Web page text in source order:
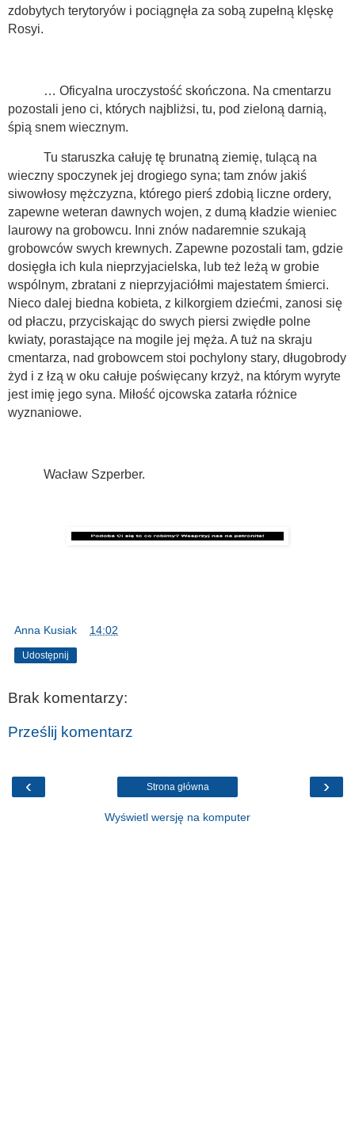
zdobytych terytoryów i pociągnęła za sobą zupełną klęskę
Rosyi.
… Oficyalna uroczystość skończona. Na cmentarzu
pozostali jeno ci, których najbliżsi, tu, pod zieloną darnią,
śpią snem wiecznym.
Tu staruszka całuję tę brunatną ziemię, tulącą na
wieczny spoczynek jej drogiego syna; tam znów jakiś
siwowłosy mężczyzna, którego pierś zdobią liczne ordery,
zapewne weteran dawnych wojen, z dumą kładzie wieniec
laurowy na grobowcu. Inni znów nadaremnie szukają
grobowców swych krewnych. Zapewne pozostali tam, gdzie
dosięgła ich kula nieprzyjacielska, lub też leżą w grobie
wspólnym, zbratani z nieprzyjaciółmi majestatem śmierci.
Nieco dalej biedna kobieta, z kilkorgiem dziećmi, zanosi się
od płaczu, przyciskając do swych piersi zwiędłe polne
kwiaty, porastające na mogile jej męża. A tuż na skraju
cmentarza, nad grobowcem stoi pochylony stary, długobrody
żyd i z łzą w oku całuje poświęcany krzyż, na którym wyryte
jest imię jego syna. Miłość ojcowska zatarła różnice
wyznaniowe.
Wacław Szperber.
Anna Kusiak 14:02
Udostępnij
Brak komentarzy:
Prześlij komentarz
‹ ›
Strona główna
Wyświetl wersję na komputer